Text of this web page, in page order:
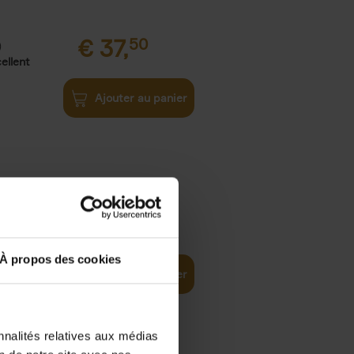
À propos des cookies
relatives aux médias
€ 37,50
Ajouter au panier
world 29,99
Ajouter au panier